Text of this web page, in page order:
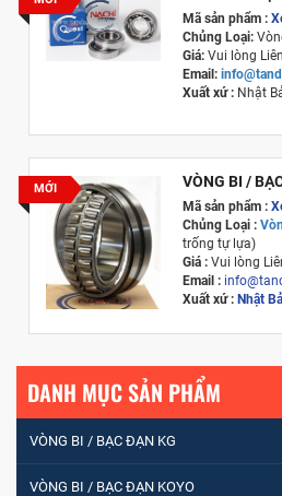
Mã sản phẩm :
Chủng Loại:
Giá:Vui lòng
Email:
Xuất xứ :Nhật
MỚI VÒNG BI /
Mã sản phẩm :
Chủng Loại :
trống tự lựa)
Giá :Vui lòng
Email :
Xuất xứ : Nhật
DANH MỤC SẢN PHẨM
VÒNG BI / BẠC ĐẠN KG
VÒNG BI / BẠC ĐẠN KOYO